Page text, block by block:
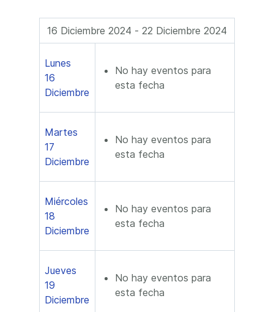
16 Diciembre 2024 - 22 Diciembre 2024
Lunes
16
Diciembre
No hay eventos para
esta fecha
Martes
17
Diciembre
No hay eventos para
esta fecha
Miércoles
18
Diciembre
No hay eventos para
esta fecha
Jueves
19
Diciembre
No hay eventos para
esta fecha